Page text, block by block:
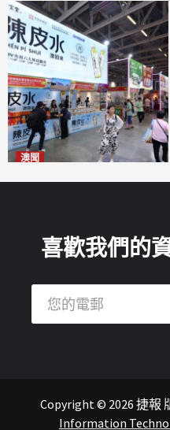
澳聞
喜歡我們的
Copyright © 2026 捷報
Information